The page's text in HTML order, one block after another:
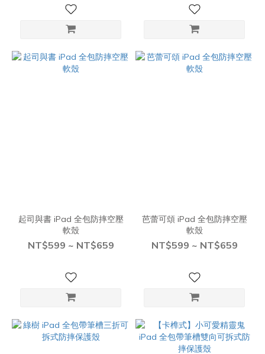
起司與書 iPad 全包防摔空壓
軟殼
NT$599 ~ NT$659
芭蕾可頌 iPad 全包防摔空壓
軟殼
NT$599 ~ NT$659